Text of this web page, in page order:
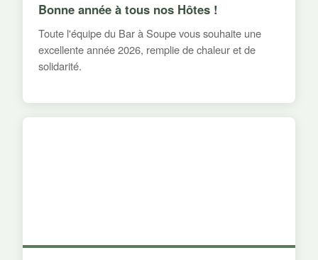
Bonne année à tous nos Hôtes !
Toute l'équipe du Bar à Soupe vous souhaite une
excellente année 2026, remplie de chaleur et de
solidarité.